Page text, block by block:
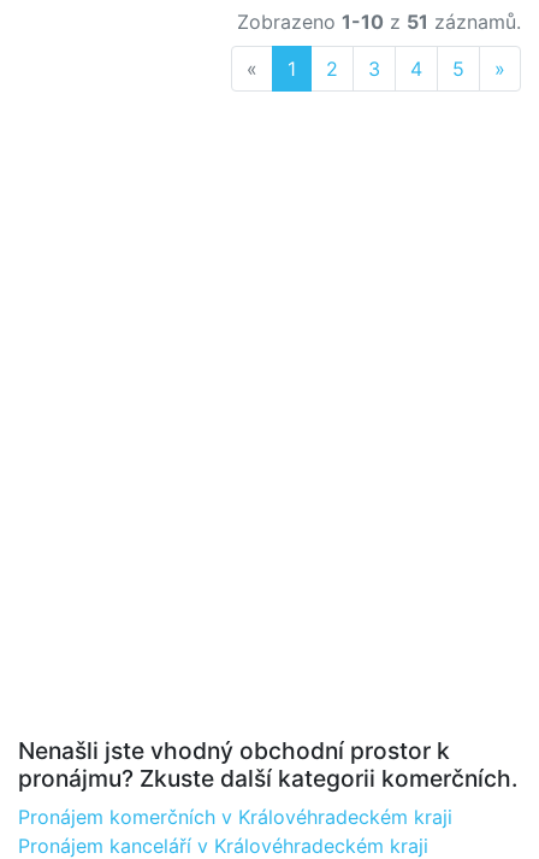
Zobrazeno 1-10 z 51 záznamů.
« Previous
1 2 3 4 5 »
Nenašli jste vhodný obchodní prostor k
pronájmu? Zkuste další kategorii komerčních.
Pronájem komerčních v Královéhradeckém kraji
Pronájem kanceláří v Královéhradeckém kraji